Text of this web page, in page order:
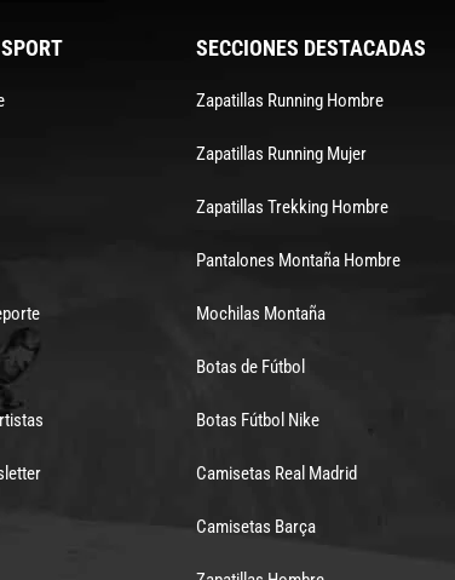
SECCIONES DESTACADAS
Zapatillas Running Hombre
Zapatillas Running Mujer
Zapatillas Trekking Hombre
Pantalones Montaña Hombre
Mochilas Montaña
Botas de Fútbol
Botas Fútbol Nike
Camisetas Real Madrid
Camisetas Barça